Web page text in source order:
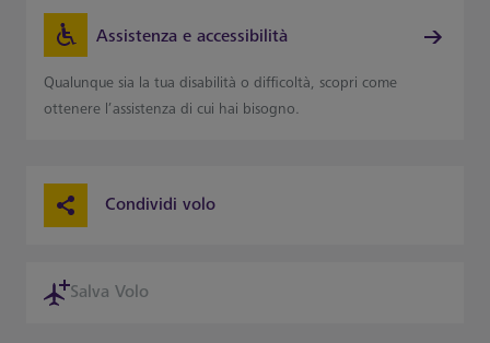
Assistenza e accessibilità
Qualunque sia la tua disabilità o difficoltà, scopri come
ottenere l’assistenza di cui hai bisogno.
Condividi volo
Salva Volo